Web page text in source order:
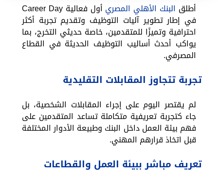
أطلق البنك الأهلي المصري أول فعالية Career Day
في إطار تطوير آليات التوظيف وتقديم تجربة أكثر
احترافية وتميزًا للمتقدمين، خاصة حديثي التخرج، بما
يواكب أحدث أساليب التوظيف الحديثة في القطاع
المصرفي.
تجربة تتجاوز المقابلات التقليدية
لم يقتصر اليوم على إجراء المقابلات الشخصية، بل
جاء كتجربة تعريفية متكاملة تساعد المتقدمين على
فهم بيئة العمل داخل البنك وطبيعة الأدوار المختلفة
قبل اتخاذ قرارهم المهني.
تعريف مباشر ببيئة العمل والقطاعات